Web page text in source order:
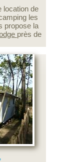
location de
les
propose la
près de